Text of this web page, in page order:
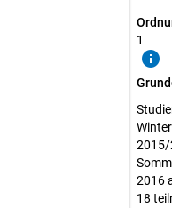
1
info
2015/
2016
18